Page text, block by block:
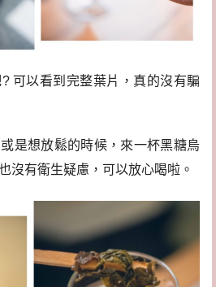
可以看到完整葉片，真的沒有騙
是想放鬆的時候，來一杯黑糖烏
沒有衛生疑慮，可以放心喝啦。